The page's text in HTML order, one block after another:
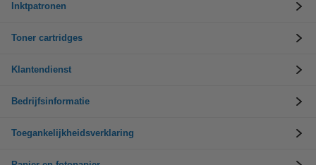
Inktpatronen
Toner cartridges
Klantendienst
Bedrijfsinformatie
Toegankelijkheidsverklaring